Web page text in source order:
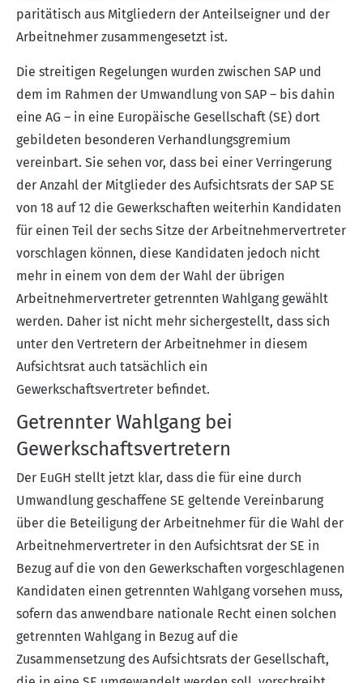
paritätisch aus Mitgliedern der Anteilseigner und der
Arbeitnehmer zusammengesetzt ist.
Die streitigen Regelungen wurden zwischen SAP und
dem im Rahmen der Umwandlung von SAP – bis dahin
eine AG – in eine Europäische Gesellschaft (SE) dort
gebildeten besonderen Verhandlungsgremium
vereinbart. Sie sehen vor, dass bei einer Verringerung
der Anzahl der Mitglieder des Aufsichtsrats der SAP SE
von 18 auf 12 die Gewerkschaften weiterhin Kandidaten
für einen Teil der sechs Sitze der Arbeitnehmervertreter
vorschlagen können, diese Kandidaten jedoch nicht
mehr in einem von dem der Wahl der übrigen
Arbeitnehmervertreter getrennten Wahlgang gewählt
werden. Daher ist nicht mehr sichergestellt, dass sich
unter den Vertretern der Arbeitnehmer in diesem
Aufsichtsrat auch tatsächlich ein
Gewerkschaftsvertreter befindet.
Getrennter Wahlgang bei
Gewerkschaftsvertretern
Der EuGH stellt jetzt klar, dass die für eine durch
Umwandlung geschaffene SE geltende Vereinbarung
über die Beteiligung der Arbeitnehmer für die Wahl der
Arbeitnehmervertreter in den Aufsichtsrat der SE in
Bezug auf die von den Gewerkschaften vorgeschlagenen
Kandidaten einen getrennten Wahlgang vorsehen muss,
sofern das anwendbare nationale Recht einen solchen
getrennten Wahlgang in Bezug auf die
Zusammensetzung des Aufsichtsrats der Gesellschaft,